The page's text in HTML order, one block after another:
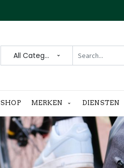
All Categories
SHOP MERKEN DIENSTEN